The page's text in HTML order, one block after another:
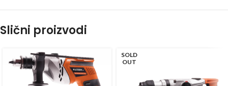
Slični proizvodi
SOLD
OUT